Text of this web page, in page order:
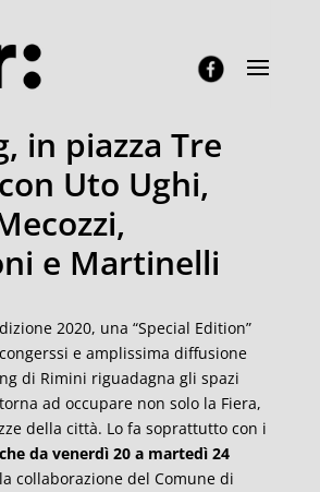
in piazza Tre
Uto Ughi,
e Martinelli
2020, una “Special Edition”
e amplissima diffusione
di Rimini riguadagna gli spazi
ad occupare non solo la Fiera,
della città. Lo fa soprattutto con i
da venerdì 20 a martedì 24
collaborazione del Comune di